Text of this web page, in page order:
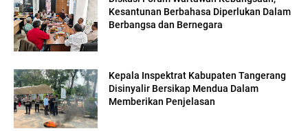
Kesantunan Berbahasa Diperlukan Dalam
Berbangsa dan Bernegara
Kepala Inspektrat Kabupaten Tangerang
Disinyalir Bersikap Mendua Dalam
Memberikan Penjelasan